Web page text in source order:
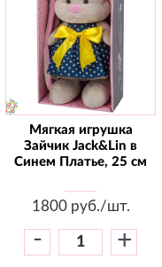
Мягкая игрушка
Зайчик Jack&Lin в
Синем Платье, 25 см
1800руб./шт.
- +